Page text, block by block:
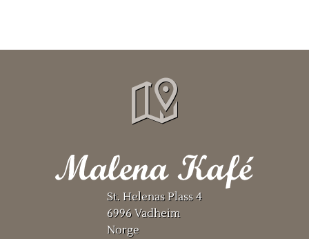
St. Helenas Plass 4
6996 Vadheim
Norge